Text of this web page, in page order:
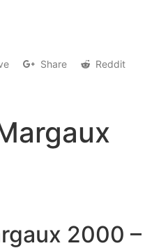
Share
Reddit
2000 –